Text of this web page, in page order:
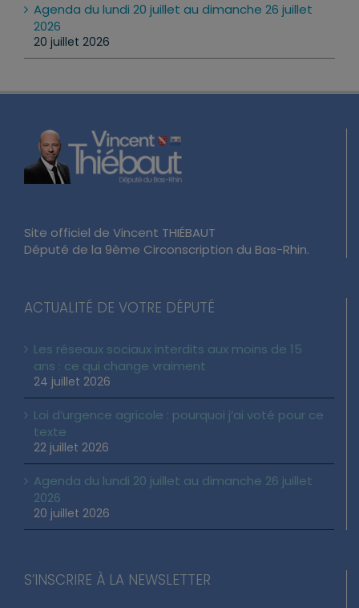
Agenda du lundi 20 juillet au dimanche 26 juillet
2026
20 juillet 2026
Site officiel de Vincent THIÉBAUT
Député de la 9ème Circonscription du Bas-Rhin.
ACTUALITÉ DE VOTRE DÉPUTÉ
Les réseaux sociaux interdits aux moins de 15
ans : ce qui change vraiment
24 juillet 2026
Loi d’urgence agricole : pourquoi j’ai voté pour ce
texte
22 juillet 2026
Agenda du lundi 20 juillet au dimanche 26 juillet
2026
20 juillet 2026
S’INSCRIRE À LA NEWSLETTER